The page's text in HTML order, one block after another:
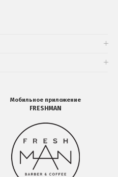
Мобильное приложение
FRESHMAN
Мобильное
приложение
FRESHMAN
в
Google
Play